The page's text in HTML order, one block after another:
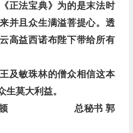
正法宝典》为的是末法时
并且众生满溢菩提心。透
高益西诺布陛下带给所有
敏珠林的僧众相信这本
生莫大利益。
拉顿 总秘书 郭